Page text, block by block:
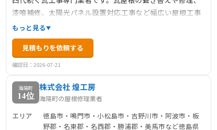
漆喰補修、太陽光パネル設置対応工事など幅広い屋根工事
を提供。長年の経験と技術に基づく丁寧な施工で、地域の
信頼を集めています。相談・見積は無料で、現地調査を通
じて最適な修繕方法を提案。全国瓦事業連盟に加盟してお
り、安全・安心・適正価格での施工が特長です。完全自社
施工による安心対応で、名東郡をはじめとする徳島県内で
信頼される屋根の専門家です。
もっと見る
見積もりを依頼する
確認日：2026-07-21
海陽町
14位
株式会社 煌工房
海陽町の屋根修理業者
エリア
徳島市・鳴門市・小松島市・吉野川市・阿波市・板
野郡・名東郡・名西郡・勝浦郡・美馬市など徳島県